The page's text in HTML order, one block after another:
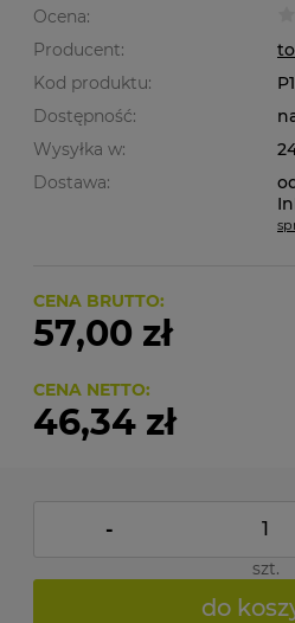
Ocena:
Producent:
Kod produktu:
Dostępność:
Wysyłka w:
Dostawa:
Cena nie zawiera
CENA BRUTTO:
57,00 zł
CENA NETTO:
46,34 zł
-
szt.
do